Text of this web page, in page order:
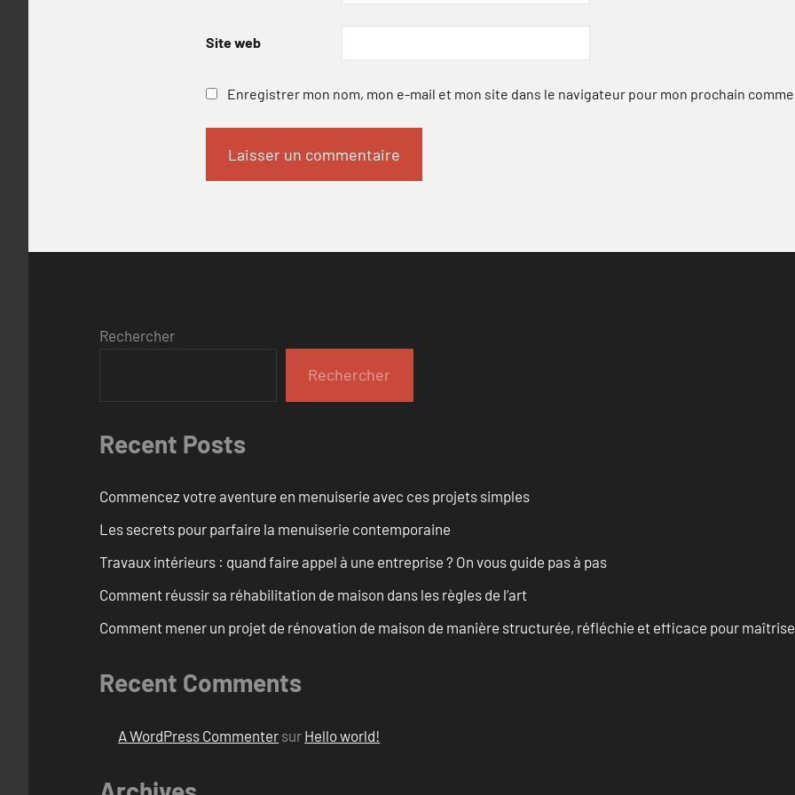
Site web
Enregistrer mon nom, mon e-mail et mon site dans le navigateur pour mon prochain
Rechercher
Rechercher
Recent Posts
Commencez votre aventure en menuiserie avec ces projets simples
Les secrets pour parfaire la menuiserie contemporaine
Travaux intérieurs : quand faire appel à une entreprise ? On vous guide pas à pas
Comment réussir sa réhabilitation de maison dans les règles de l’art
Comment mener un projet de rénovation de maison de manière structurée, réfléchie et efficace pour
Recent Comments
A WordPress Commenter sur Hello world!